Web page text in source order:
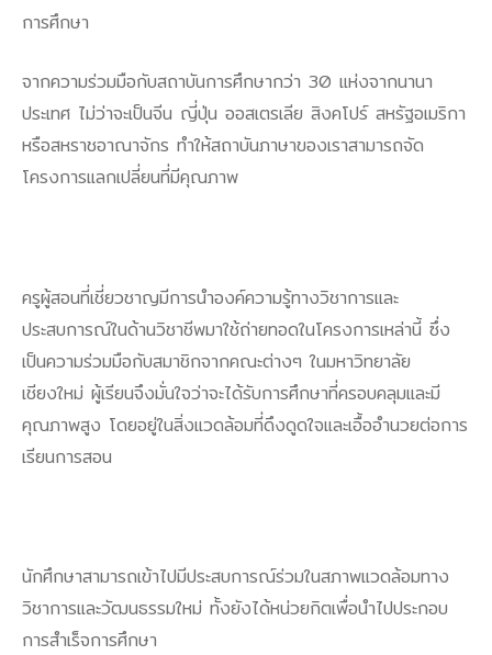
การศึกษา
จากความร่วมมือกับสถาบันการศึกษากว่า 30 แห่งจากนานา
ประเทศ ไม่ว่าจะเป็นจีน ญี่ปุ่น ออสเตรเลีย สิงคโปร์ สหรัฐอเมริกา
หรือสหราชอาณาจักร ทำให้สถาบันภาษาของเราสามารถจัด
โครงการแลกเปลี่ยนที่มีคุณภาพ
ครูผู้สอนที่เชี่ยวชาญมีการนำองค์ความรู้ทางวิชาการและ
ประสบการณ์ในด้านวิชาชีพมาใช้ถ่ายทอดในโครงการเหล่านี้ ซึ่ง
เป็นความร่วมมือกับสมาชิกจากคณะต่างๆ ในมหาวิทยาลัย
เชียงใหม่ ผู้เรียนจึงมั่นใจว่าจะได้รับการศึกษาที่ครอบคลุมและมี
คุณภาพสูง โดยอยู่ในสิ่งแวดล้อมที่ดึงดูดใจและเอื้ออำนวยต่อการ
เรียนการสอน
นักศึกษาสามารถเข้าไปมีประสบการณ์ร่วมในสภาพแวดล้อมทาง
วิชาการและวัฒนธรรมใหม่ ทั้งยังได้หน่วยกิตเพื่อนำไปประกอบ
การสำเร็จการศึกษา